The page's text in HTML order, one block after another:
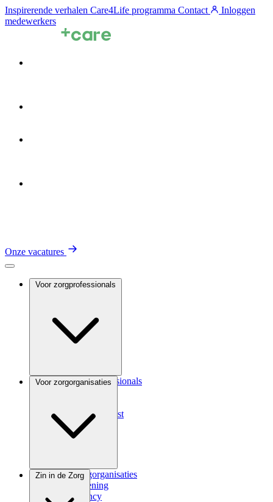
Inspirerende verhalen Care4Life programma Contact
Inloggen
medewerkers
Onze vacatures
Voor zorgprofessionals
Voor zorgprofessionals
Medisch specialist
Voor zorgorganisaties
Voor zorgorganisaties
Zorgverlening
Consultancy
Zin in de Zorg